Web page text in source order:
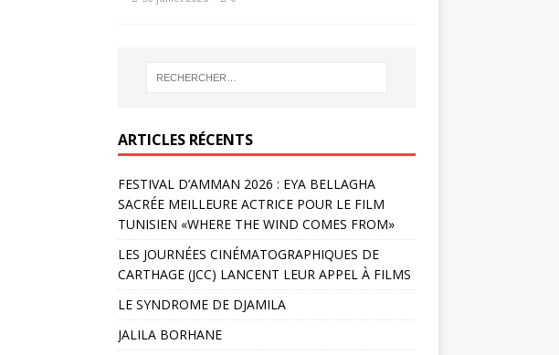
ARTICLES RÉCENTS
FESTIVAL D’AMMAN 2026 : EYA BELLAGHA
SACRÉE MEILLEURE ACTRICE POUR LE FILM
TUNISIEN «WHERE THE WIND COMES FROM»
LES JOURNÉES CINÉMATOGRAPHIQUES DE
CARTHAGE (JCC) LANCENT LEUR APPEL À FILMS
LE SYNDROME DE DJAMILA
JALILA BORHANE